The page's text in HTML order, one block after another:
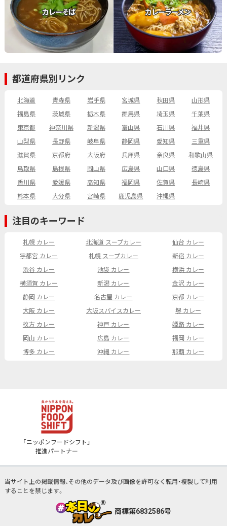
カレーそば カレーラーメン
都道府県別リンク
北海道 青森県 岩手県 宮城県 秋田県
山形県
福島県
茨城県 栃木県 群馬県 埼玉県
千葉県
東京都
神奈川県 新潟県 富山県 石川県
福井県
山梨県
長野県 岐阜県 静岡県 愛知県
三重県
滋賀県
京都府 大阪府 兵庫県 奈良県
和歌山県
鳥取県
島根県 岡山県 広島県 山口県
徳島県
香川県
愛媛県 高知県 福岡県 佐賀県
長崎県
熊本県
大分県 宮崎県 鹿児島県 沖縄県
注目のキーワード
札幌 カレー 北海道 スープカレー
仙台 カレー
宇都宮 カレー
札幌 スープカレー
新宿 カレー
渋谷 カレー
池袋 カレー
横浜 カレー
横須賀 カレー
新潟 カレー
金沢 カレー
静岡 カレー
名古屋 カレー
京都 カレー
大阪 カレー
大阪スパイスカレー
堺 カレー
枚方 カレー
神戸 カレー
姫路 カレー
岡山 カレー
広島 カレー
福岡 カレー
博多 カレー
沖縄 カレー 那覇 カレー
「ニッポンフードシフト」
推進パートナー
当サイト上の掲載情報、その他のデータ及び画像を許可なく転用・複製して利用
することを禁じます。
商標第6832586号